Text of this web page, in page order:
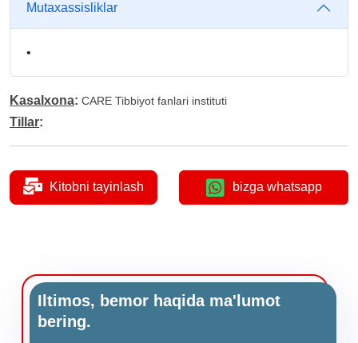
Mutaxassisliklar
•
Kasalxona: CARE Tibbiyot fanlari instituti
Tillar:
Kitobni tayinlash bizga whatsapp
Iltimos, bemor haqida ma'lumot
bering.